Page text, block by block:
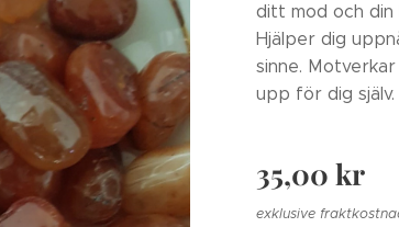
ditt mod och
Hjälper dig
sinne.
upp för dig själv.
35,00 kr
exklusive